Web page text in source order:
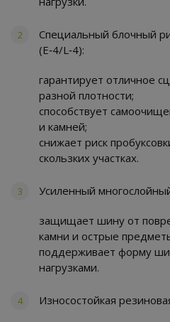
Специальный блочный
(E‑4/L‑4):
гарантирует отличное
разной плотности;
способствует
и камней;
снижает риск
скользких участках.
Усиленный
защищает шину от
камни и острые
поддерживает форму
нагрузками.
Износостойкая